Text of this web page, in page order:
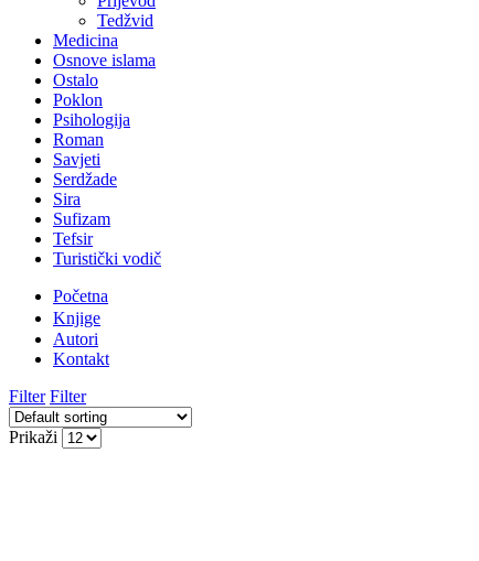
Tedžvid
Medicina
Osnove islama
Ostalo
Poklon
Psihologija
Roman
Savjeti
Serdžade
Sira
Sufizam
Tefsir
Turistički vodič
Početna
Knjige
Autori
Kontakt
Filter Filter
Prikaži